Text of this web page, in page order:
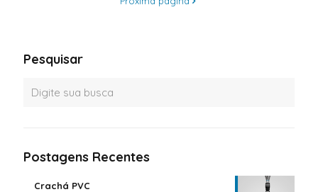
Pesquisar
Postagens Recentes
Crachá PVC